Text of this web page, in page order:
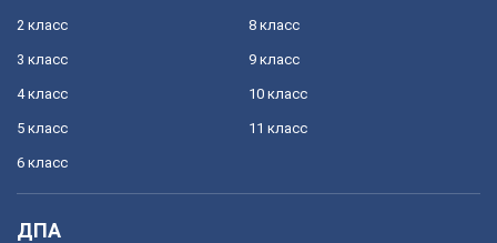
2 класс
3 класс
4 класс
5 класс
6 класс
8 класс
9 класс
10 класс
11 класс
ДПА